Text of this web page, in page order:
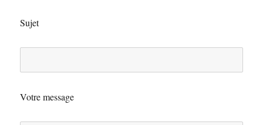
Sujet
Votre message